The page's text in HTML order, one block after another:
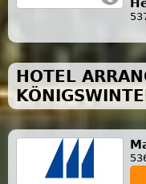
HOTEL